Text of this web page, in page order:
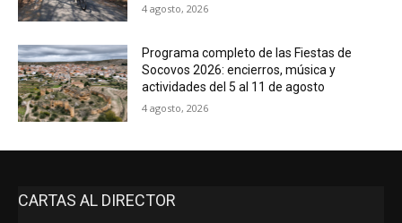
4 agosto, 2026
Programa completo de las Fiestas de
Socovos 2026: encierros, música y
actividades del 5 al 11 de agosto
4 agosto, 2026
CARTAS AL DIRECTOR